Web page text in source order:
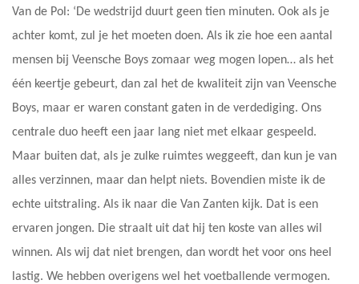
Van de Pol: ‘De wedstrijd duurt geen tien minuten. Ook als je
achter komt, zul je het moeten doen. Als ik zie hoe een aantal
mensen bij Veensche Boys zomaar weg mogen lopen… als het
één keertje gebeurt, dan zal het de kwaliteit zijn van Veensche
Boys, maar er waren constant gaten in de verdediging. Ons
centrale duo heeft een jaar lang niet met elkaar gespeeld.
Maar buiten dat, als je zulke ruimtes weggeeft, dan kun je van
alles verzinnen, maar dan helpt niets. Bovendien miste ik de
echte uitstraling. Als ik naar die Van Zanten kijk. Dat is een
ervaren jongen. Die straalt uit dat hij ten koste van alles wil
winnen. Als wij dat niet brengen, dan wordt het voor ons heel
lastig. We hebben overigens wel het voetballende vermogen.